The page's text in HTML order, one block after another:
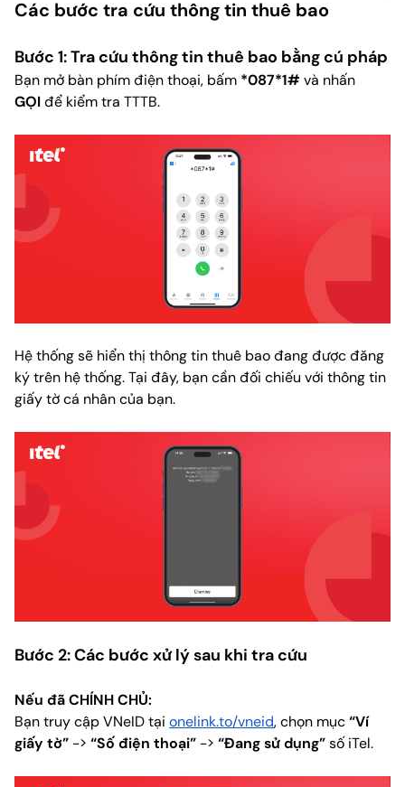
Các bước tra cứu thông tin thuê bao
Bước 1: Tra cứu thông tin thuê bao bằng cú pháp
Bạn mở bàn phím điện thoại, bấm *087*1# và nhấn
GỌIđể kiểm tra TTTB.
Hệ thống sẽ hiển thị thông tin thuê bao đang được đăng
ký trên hệ thống. Tại đây, bạn cần đối chiếu với thông tin
giấy tờ cá nhân của bạn.
Bước 2: Các bước xử lý sau khi tra cứu
Nếu đã CHÍNH CHỦ:
Bạn truy cập VNeID tại onelink.to/vneid, chọn mục“Ví
giấy tờ” -> “Số điện thoại” -> “Đang sử dụng”số iTel.